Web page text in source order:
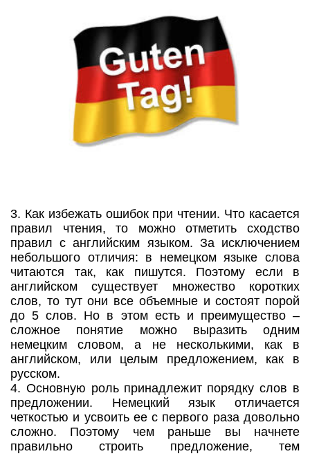
3. Как избежать ошибок при чтении. Что касается
правил чтения, то можно отметить сходство
правил с английским языком. За исключением
небольшого отличия: в немецком языке слова
читаются так, как пишутся. Поэтому если в
английском существует множество коротких
слов, то тут они все объемные и состоят порой
до 5 слов. Но в этом есть и преимущество –
сложное понятие можно выразить одним
немецким словом, а не несколькими, как в
английском, или целым предложением, как в
русском.
4. Основную роль принадлежит порядку слов в
предложении. Немецкий язык отличается
четкостью и усвоить ее с первого раза довольно
сложно. Поэтому чем раньше вы начнете
правильно строить предложение, тем